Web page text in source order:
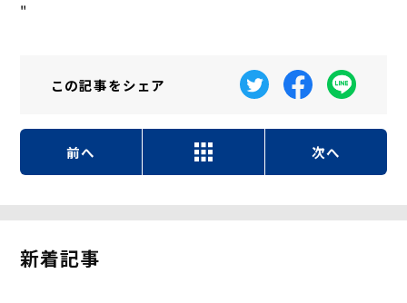
"
この記事をシェア
前へ 次へ
新着記事